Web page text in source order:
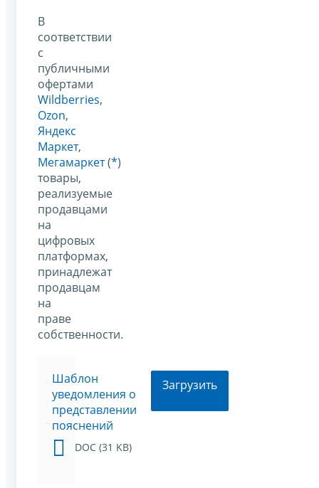
В
соответствии
с
публичными
офертами
Wildberries,
Оzon,
Яндекс
Маркет,
Мегамаркет(*)
товары,
реализуемые
продавцами
на
цифровых
платформах,
принадлежат
продавцам
на
праве
собственности.
Шаблон
уведомления о
представлении
пояснений
DOC (31 KB)
Загрузить